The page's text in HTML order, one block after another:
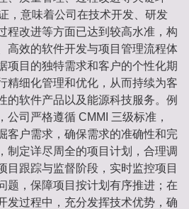
，意味着公司在技术开发、研发
程改进等方面已达到较高水准，构
高效的软件开发与项目管理流程体
项目的独特需求和客户的个性化期
精细化管理和优化，从而持续为客
的软件产品以及能源科技服务。例
公司严格遵循 CMMI 三级标准，
客户需求，确保需求的准确性和完
制定详尽周全的项目计划，合理调
目跟踪与监督阶段，实时监控项目
题，保障项目按计划有序推进；在
发过程中，充分发挥技术优势，确